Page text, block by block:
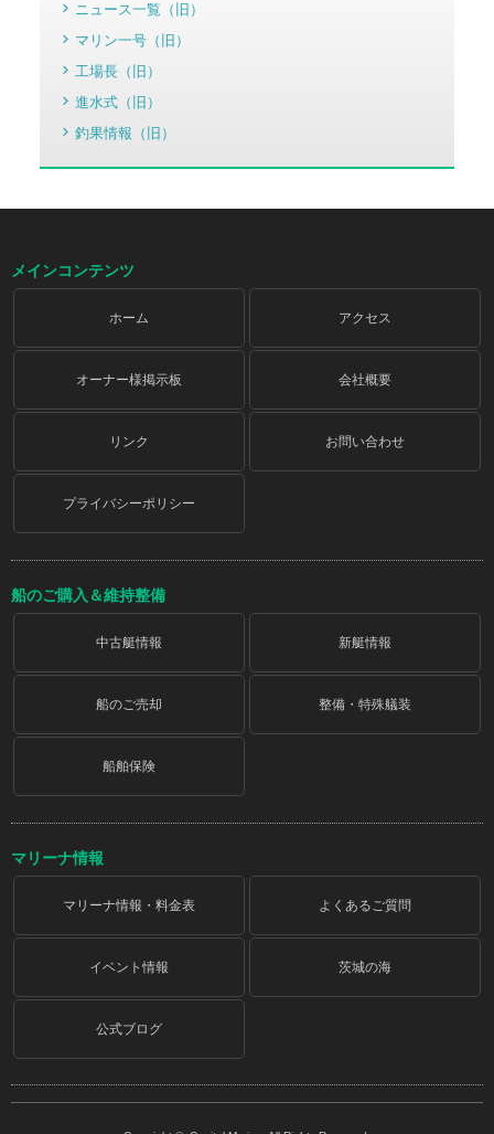
ニュース一覧（旧）
マリン一号（旧）
工場長（旧）
進水式（旧）
釣果情報（旧）
メインコンテンツ
ホーム アクセス
オーナー様掲示板 会社概要
リンク お問い合わせ
プライバシーポリシー
船のご購入＆維持整備
中古艇情報 新艇情報
船のご売却 整備・特殊艤装
船舶保険
マリーナ情報
マリーナ情報・料金表 よくあるご質問
イベント情報 茨城の海
公式ブログ